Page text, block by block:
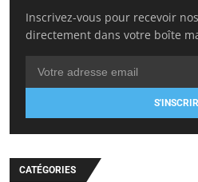
Inscrivez-vous pour recevoir
directement dans votre boîte
CATÉGORIES